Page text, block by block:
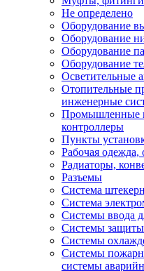
Не определено
Оборудование
Оборудование
Оборудование
Оборудование
Осветительные
Отопительные
инженерные
Промышленные
контроллеры
Пункты
Рабочая одежда,
Радиаторы,
Разъемы
Система
Система
Системы ввода
Системы
Системы
Системы
системы